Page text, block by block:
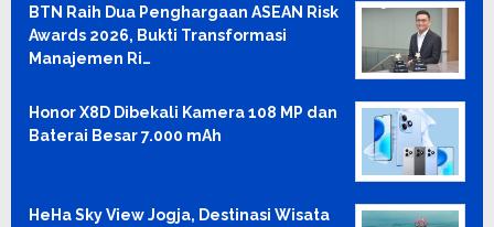
BTN Raih Dua Penghargaan ASEAN Risk
Awards 2026, Bukti Transformasi
Manajemen Ri…
Honor X8D Dibekali Kamera 108 MP dan
Baterai Besar 7.000 mAh
HeHa Sky View Jogja, Destinasi Wisata